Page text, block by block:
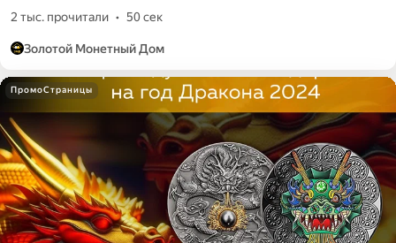
2 тыс. прочитали • 50 сек
Золотой Монетный Дом
ПромоСтраницы